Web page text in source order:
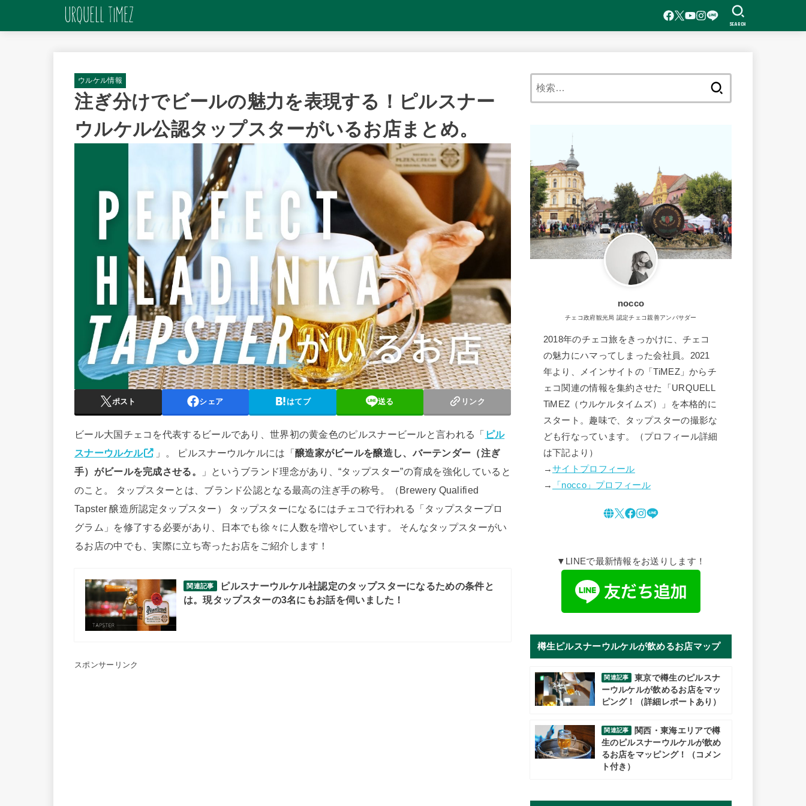
SEARCH
ウルケル情報
注ぎ分けでビールの魅力を表現する！ピルスナー
ウルケル公認タップスターがいるお店まとめ。
ポスト シェア はてブ 送る リンク
ビール大国チェコを代表するビールであり、世界初の黄金色のピルスナービールと言われる「 ピル
スナーウルケル
」。 ピルスナーウルケルには「醸造家がビールを醸造し、バーテンダー（注ぎ
手）がビールを完成させる。
」というブランド理念があり、“タップスター”の育成を強化していると
のこと。 タップスターとは、ブランド公認となる最高の注ぎ手の称号。（Brewery Qualified
Tapster 醸造所認定タップスター） タップスターになるにはチェコで行われる「タップスタープロ
グラム」を修了する必要があり、日本でも徐々に人数を増やしています。 そんなタップスターがい
るお店の中でも、実際に立ち寄ったお店をご紹介します！
関連記事
ピルスナーウルケル社認定のタップスターになるための条件と
は。現タップスターの3名にもお話を伺いました！
スポンサーリンク
nocco
チェコ政府観光局 認定チェコ親善アンバサダー
2018年のチェコ旅をきっかけに、チェコ
の魅力にハマってしまった会社員。2021
年より、メインサイトの「TiMEZ」からチ
ェコ関連の情報を集約させた「URQUELL
TiMEZ（ウルケルタイムズ）」を本格的に
スタート。趣味で、タップスターの撮影な
ども行なっています。（プロフィール詳細
は下記より）
→サイトプロフィール
→
「nocco」プロフィール
▼LINEで最新情報をお送りします！
樽生ピルスナーウルケルが飲めるお店マップ
関連記事
東京で樽生のピルスナ
ーウルケルが飲めるお店をマッ
ピング！（詳細レポートあり）
関連記事
関西・東海エリアで樽
生のピルスナーウルケルが飲め
るお店をマッピング！（コメン
ト付き）